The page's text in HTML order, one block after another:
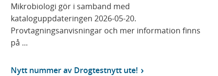
Mikrobiologi gör i samband med
kataloguppdateringen 2026-05-20.
Provtagningsanvisningar och mer information finns
på ...
Nytt nummer av Drogtestnytt ute!